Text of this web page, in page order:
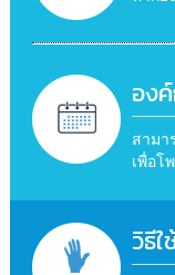
อง
สามา
เพื่อโ
วิธี